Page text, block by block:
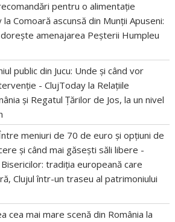
pentru o alimentație
laComoară ascunsă din Munții Apuseni:
dorește amenajarea Peșterii Humpleu
public din Jucu: Unde și când vor
- ClujToday la Relațiile
și Regatul Țărilor de Jos, la un nivel
meniuri de 70 de euro și opțiuni de
și când mai găsești săli libere -
tradiția europeană care
Clujul într-un traseu al patrimoniului
cea mai mare scenă din România la